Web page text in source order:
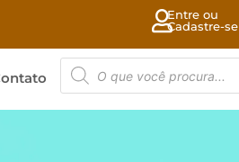
Entre ou
Cadastre-se